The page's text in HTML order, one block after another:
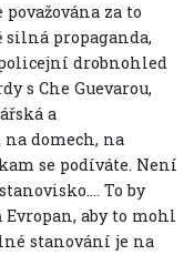
za to
silná propaganda,
drobnohled
s Che Guevarou,
a
domech, na
se podíváte. Není
To by
Evropan, aby to mohl
stanování je na